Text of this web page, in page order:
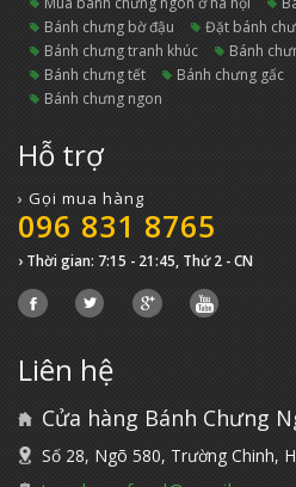
bánh chưng bờ đậu
đặt bánh
bánh chưng tranh khúc
bánh
bánh chưng tết
bánh chưng gấc
bánh chưng ngon
Hỗ trợ
› Gọi mua hàng
096 831 8765
› Thời gian: 7:15 - 21:45, Thứ 2 - CN
Liên hệ
Cửa hàng Bánh Chưng
Số 28, Ngõ 580, Trường Chinh,